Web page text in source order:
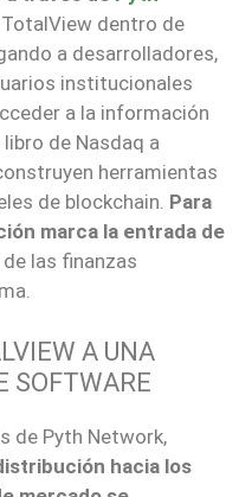
dentro de
a desarrolladores,
institucionales
a la información
de Nasdaq a
herramientas
de blockchain. Para
marca la entrada de
de las finanzas
A UNA
SOFTWARE
de Pyth Network,
hacia los